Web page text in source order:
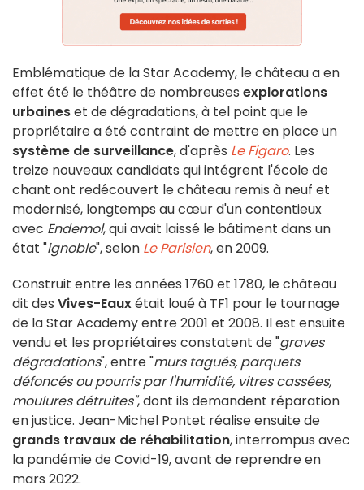
Emblématique de la Star Academy, le château a en
effet été le théâtre de nombreuses explorations
urbaineset de dégradations, à tel point que le
propriétaire a été contraint de mettre en place un
système de surveillance, d'après Le Figaro. Les
treize nouveaux candidats qui intégrent l'école de
chant ont redécouvert le château remis à neuf et
modernisé, longtemps au cœur d'un contentieux
avec Endemol, qui avait laissé le bâtiment dans un
état "ignoble", selon Le Parisien, en 2009.
Construit entre les années 1760 et 1780, le château
dit des Vives-Eauxétait loué à TF1 pour le tournage
de la Star Academy entre 2001 et 2008. Il est ensuite
vendu et les propriétaires constatent de "graves
dégradations", entre "murs tagués, parquets
défoncés ou pourris par l'humidité, vitres cassées,
moulures détruites", dont ils demandent réparation
en justice. Jean-Michel Pontet réalise ensuite de
grands travaux de réhabilitation, interrompus avec
la pandémie de Covid-19, avant de reprendre en
mars 2022.